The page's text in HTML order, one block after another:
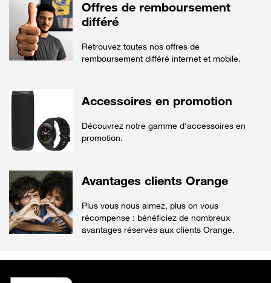
Offres de remboursement
différé
Retrouvez toutes nos offres de
remboursement différé internet et mobile.
Accessoires en promotion
Découvrez notre gamme d'accessoires en
promotion.
Avantages clients Orange
Plus vous nous aimez, plus on vous
récompense : bénéficiez de nombreux
avantages réservés aux clients Orange.